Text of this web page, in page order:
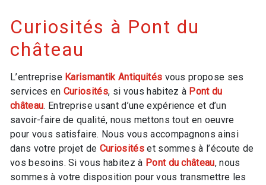
Curiosités à Pont du
château
L’entreprise Karismantik Antiquités vous propose ses
services en Curiosités, si vous habitez à Pont du
château. Entreprise usant d’une expérience et d’un
savoir-faire de qualité, nous mettons tout en oeuvre
pour vous satisfaire. Nous vous accompagnons ainsi
dans votre projet de Curiositéset sommes à l’écoute de
vos besoins. Si vous habitez à Pont du château, nous
sommes à votre disposition pour vous transmettre les